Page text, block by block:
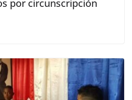
por circunscripción